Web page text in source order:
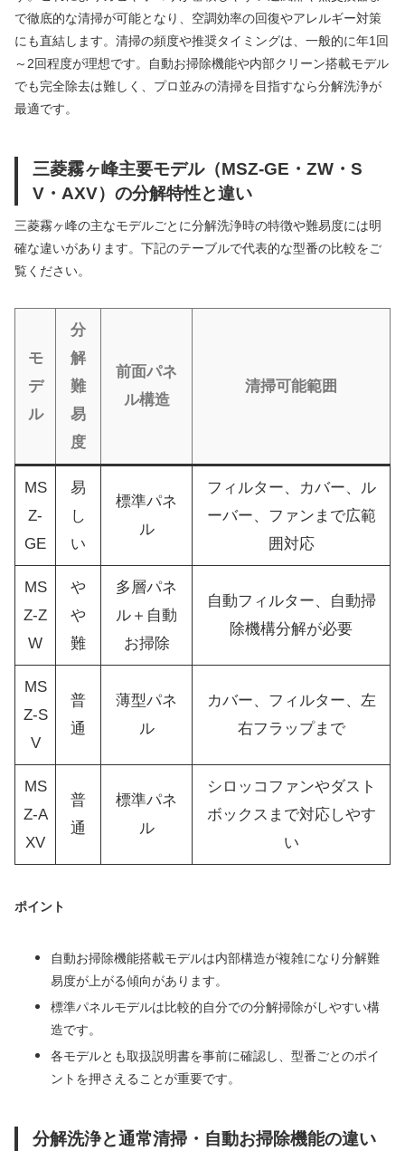
で徹底的な清掃が可能となり、空調効率の回復やアレルギー対策
にも直結します。清掃の頻度や推奨タイミングは、一般的に年1回
～2回程度が理想です。自動お掃除機能や内部クリーン搭載モデル
でも完全除去は難しく、プロ並みの清掃を目指すなら分解洗浄が
最適です。
三菱霧ヶ峰主要モデル（MSZ-GE・ZW・S
V・AXV）の分解特性と違い
三菱霧ヶ峰の主なモデルごとに分解洗浄時の特徴や難易度には明
確な違いがあります。下記のテーブルで代表的な型番の比較をご
覧ください。
モ
デ
ル
分
解
難
易
度
前面パネ
ル構造
清掃可能範囲
MS
Z-
GE
易
し
い
標準パネ
ル
フィルター、カバー、ル
ーバー、ファンまで広範
囲対応
MS
Z-Z
W
や
や
難
多層パネ
ル＋自動
お掃除
自動フィルター、自動掃
除機構分解が必要
MS
Z-S
V
普
通
薄型パネ
ル
カバー、フィルター、左
右フラップまで
MS
Z-A
XV
普
通
標準パネ
ル
シロッコファンやダスト
ボックスまで対応しやす
い
ポイント
自動お掃除機能搭載モデルは内部構造が複雑になり分解難
易度が上がる傾向があります。
標準パネルモデルは比較的自分での分解掃除がしやすい構
造です。
各モデルとも取扱説明書を事前に確認し、型番ごとのポイ
ントを押さえることが重要です。
分解洗浄と通常清掃・自動お掃除機能の違い